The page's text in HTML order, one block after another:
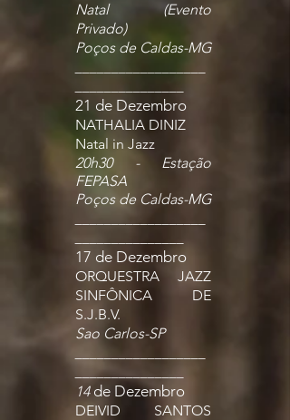
Natal (Evento
Privado)
Poços de Caldas-MG
21 de Dezembro
NATHALIA DINIZ
Natal in Jazz
20h30 - Estação
FEPASA
Poços de Caldas-MG
17 de Dezembro
ORQUESTRA JAZZ
SINFÔNICA DE
S.J.B.V.
Sao Carlos-SP
_______________
14de Dezembro
DEIVID SANTOS